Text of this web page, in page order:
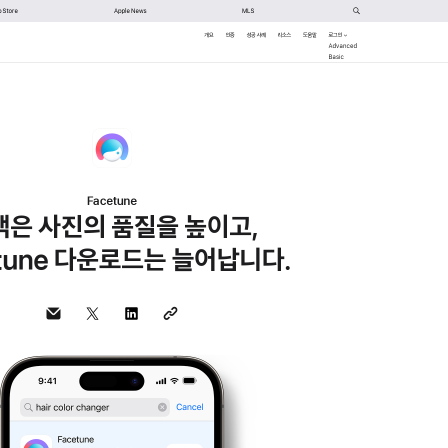
Store Apple News MLS
개요 인증 성공 사례 리소스 도움말
로그인
Advanced
Basic
Facetune
은 사진의 품질을 높이고,
다운로드는 늘어납니다.